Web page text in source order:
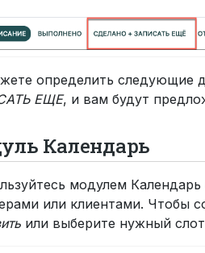
определить следующие
ЕЩЕ, и вам будут
Календарь
модулем
или клиентами. Чтобы
или выберите нужный